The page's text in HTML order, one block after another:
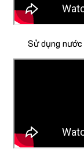
Sử dụng